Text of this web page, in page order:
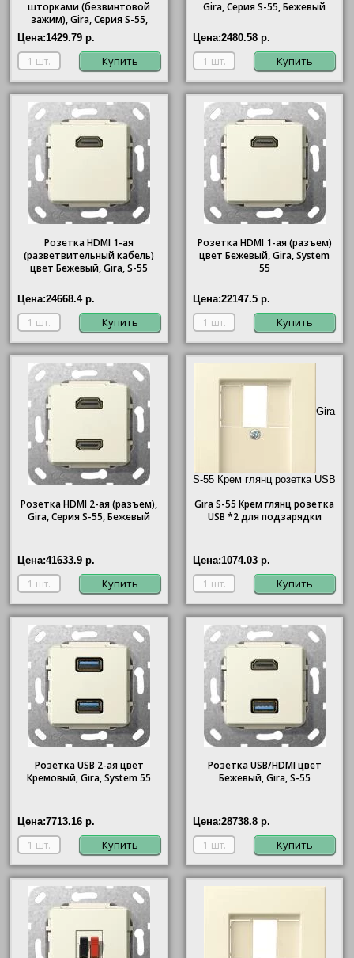
шторками (безвинтовой
зажим),Gira, Серия S-55,
Бежевый
Цена:1429.79 р.
Купить
Gira, Серия S-55, Бежевый
Цена:2480.58 р.
Купить
Розетка HDMI 1-ая
(разветвительный кабель)
цвет Бежевый, Gira, S-55
Цена:24668.4 р.
Купить
Розетка HDMI 1-ая (разъем)
цвет Бежевый, Gira, System
55
Цена:22147.5 р.
Купить
Розетка HDMI 2-ая (разъем),
Gira, Серия S-55, Бежевый
Цена:41633.9 р.
Купить
Gira
S-55 Крем глянц розетка USB
GiraS-55 Крем глянц розетка
USB *2 для подзарядки
Цена:1074.03 р.
Купить
Розетка USB 2-ая цвет
Кремовый, Gira, System 55
Цена:7713.16 р.
Купить
Розетка USB/HDMI цвет
Бежевый, Gira, S-55
Цена:28738.8 р.
Купить